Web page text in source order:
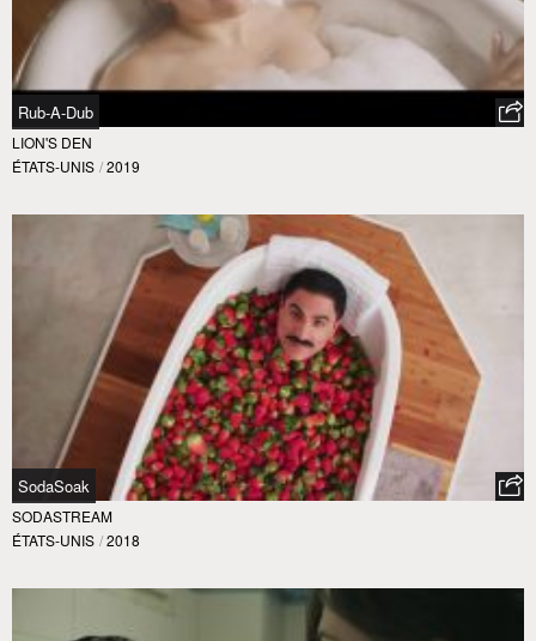
Rub-A-Dub
LION'S DEN
ÉTATS-UNIS / 2019
SodaSoak
SODASTREAM
ÉTATS-UNIS / 2018